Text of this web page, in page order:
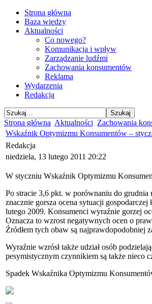
Strona główna
Baza wiedzy
Aktualności
Co nowego?
Komunikacja i wpływ
Zarządzanie ludźmi
Zachowania konsumentów
Reklama
Wydarzenia
Redakcja
Strona główna Aktualności Zachowania
Wskaźnik Optymizmu Konsumentów –
Redakcja
niedziela, 13 lutego 2011 20:22
W styczniu Wskaźnik Optymizmu
Po stracie 3,6 pkt. w porównaniu do grudnia
znacznie gorsza ocena sytuacji
lutego 2009. Konsumenci wyraźnie gorzej
Oznacza to wzrost negatywnych ocen o
Źródłem tych obaw są najprawdopodobniej
Wyraźnie wzrósł także udział osób
pesymistycznym czynnikiem są także nieco
Spadek Wskaźnika Optymizmu